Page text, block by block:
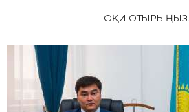
ОҚИ ОТЫРЫҢЫЗ...